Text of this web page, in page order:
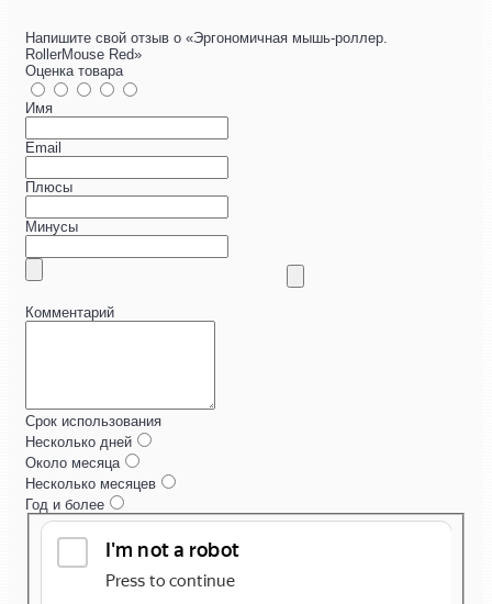
Напишите свой отзыв о «Эргономичная мышь-роллер.
RollerMouse Red»
Оценка товара
Имя
Email
Плюсы
Минусы
Комментарий
Срок использования
Несколько дней
Около месяца
Несколько месяцев
Год и более